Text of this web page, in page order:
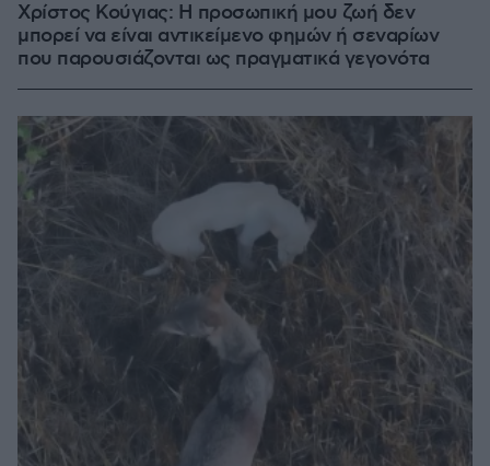
Χρίστος Κούγιας: Η προσωπική μου ζωή δεν
μπορεί να είναι αντικείμενο φημών ή σεναρίων
που παρουσιάζονται ως πραγματικά γεγονότα